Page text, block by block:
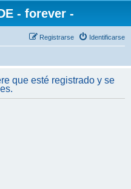
- forever -
Identificarse
Registrarse
que esté registrado y se